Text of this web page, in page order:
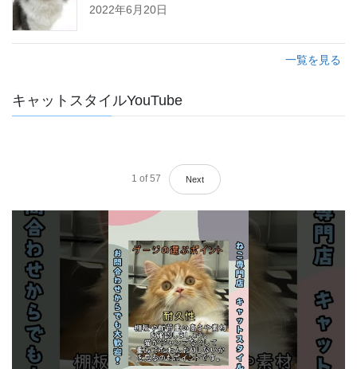
2022年6月20日
一覧を見る
キャットスタイルYouTube
1 of 57 Next